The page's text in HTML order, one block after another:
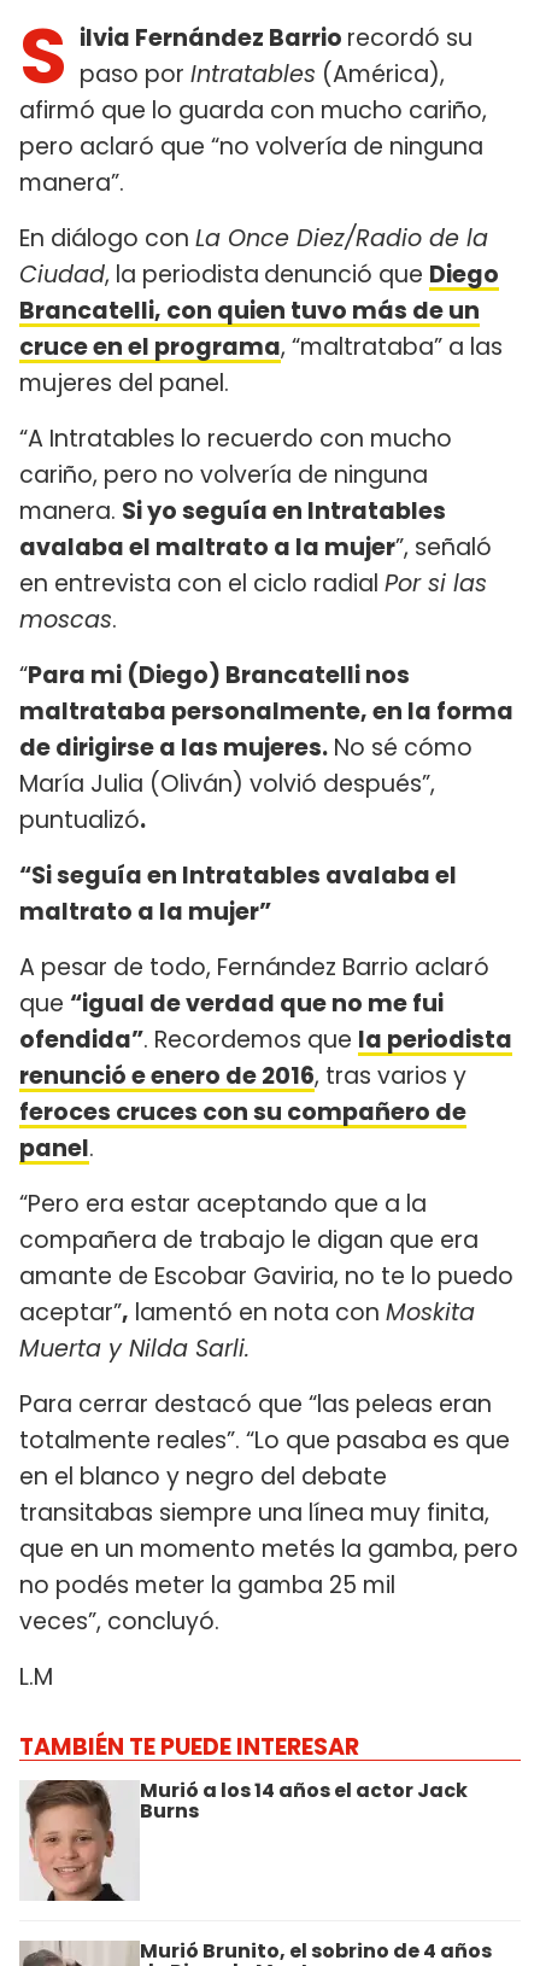
S ilvia Fernández Barrio recordó su
paso por Intratables (América),
afirmó que lo guarda con mucho cariño,
pero aclaró que “no volvería de ninguna
manera”.
En diálogo con La Once Diez/Radio de la
Ciudad, la periodista denunció que Diego
Brancatelli, con quien tuvo más de un
cruce en el programa, “maltrataba” a las
mujeres del panel.
“A Intratables lo recuerdo con mucho
cariño, pero no volvería de ninguna
manera. Si yo seguía en Intratables
avalaba el maltrato a la mujer”, señaló
en entrevista con el ciclo radial Por si las
moscas.
“Para mi (Diego) Brancatelli nos
maltrataba personalmente, en la forma
de dirigirse a las mujeres. No sé cómo
María Julia (Oliván) volvió después”,
puntualizó.
“Si seguía en Intratables avalaba el
maltrato a la mujer”
A pesar de todo, Fernández Barrio aclaró
que “igual de verdad que no me fui
ofendida”. Recordemos que la periodista
renunció e enero de 2016, tras varios y
feroces cruces con su compañero de
panel.
“Pero era estar aceptando que a la
compañera de trabajo le digan que era
amante de Escobar Gaviria, no te lo puedo
aceptar”, lamentó en nota con Moskita
Muerta y Nilda Sarli.
Para cerrar destacó que “las peleas eran
totalmente reales”. “Lo que pasaba es que
en el blanco y negro del debate
transitabas siempre una línea muy finita,
que en un momento metés la gamba, pero
no podés meter la gamba 25 mil
veces”, concluyó.
L.M
TAMBIÉN TE PUEDE INTERESAR
Murió a los 14 años el actor Jack
Burns
Murió Brunito, el sobrino de 4 años